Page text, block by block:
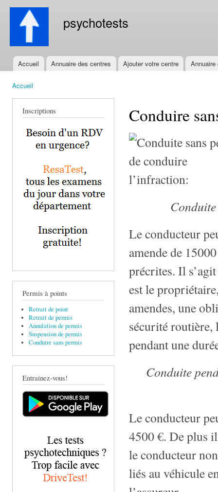
psychotests
Menu principal
Accueil Annuaire des centres Ajouter votre centre Annuaire
Accueil
Inscriptions
Permis à points
Retrait de point
Retrait de permis
Annulation de permis
Suspension de permis
Conduire sans permis
Entrainez-vous!
Conduire
l’infraction:
Le conducteur
amende de
précrites. Il
est le
amendes, une
sécurité
pendant une
Conduite
Le conducteur
4500 €. De plus
le conducteur
liés au véhicule